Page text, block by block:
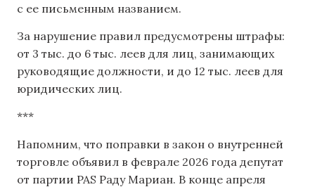
с ее письменным названием.
За нарушение правил предусмотрены штрафы:
от 3 тыс. до 6 тыс. леев для лиц, занимающих
руководящие должности, и до 12 тыс. леев для
юридических лиц.
***
Напомним, что поправки в закон о внутренней
торговле объявил ​​в феврале 2026 года депутат
от партии PAS Раду Мариан. В конце апреля